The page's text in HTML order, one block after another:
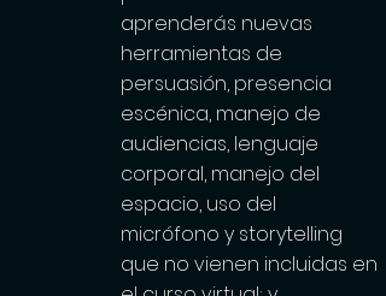
aprenderás nuevas
herramientas de
persuasión, presencia
escénica, manejo de
audiencias, lenguaje
corporal, manejo del
espacio, uso del
micrófono y storytelling
que no vienen incluidas en